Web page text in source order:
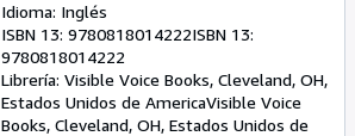
Idioma: Inglés
ISBN 13: 9780818014222ISBN 13:
9780818014222
Librería: Visible Voice Books, Cleveland, OH,
Estados Unidos de AmericaVisible Voice
Books, Cleveland, OH, Estados Unidos de